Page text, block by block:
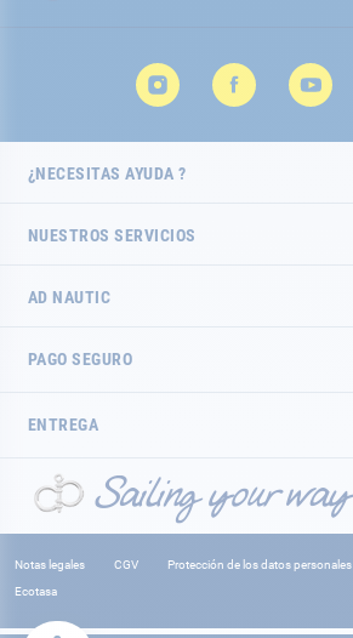
¿NECESITAS AYUDA ?
NUESTROS SERVICIOS
AD NAUTIC
PAGO SEGURO
ENTREGA
Notas legales CGV Protección de los datos personales
Ecotasa